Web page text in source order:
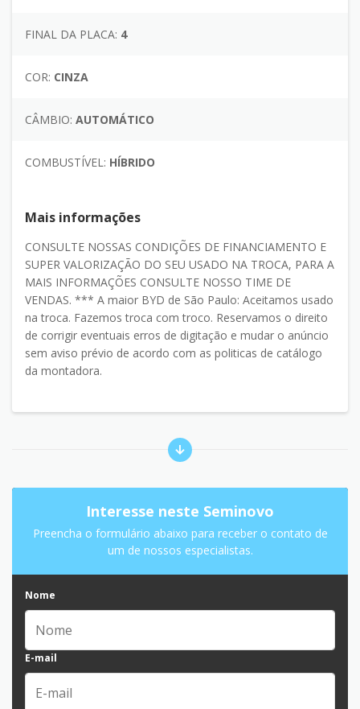
FINAL DA PLACA: 4
COR: CINZA
CÂMBIO: AUTOMÁTICO
COMBUSTÍVEL: HÍBRIDO
Mais informações
CONSULTE NOSSAS CONDIÇÕES DE FINANCIAMENTO E
SUPER VALORIZAÇÃO DO SEU USADO NA TROCA, PARA A
MAIS INFORMAÇÕES CONSULTE NOSSO TIME DE
VENDAS. *** A maior BYD de São Paulo: Aceitamos usado
na troca. Fazemos troca com troco. Reservamos o direito
de corrigir eventuais erros de digitação e mudar o anúncio
sem aviso prévio de acordo com as politicas de catálogo
da montadora.
Interesse neste Seminovo
Preencha o formulário abaixo para receber o contato de
um de nossos especialistas.
Nome
E-mail